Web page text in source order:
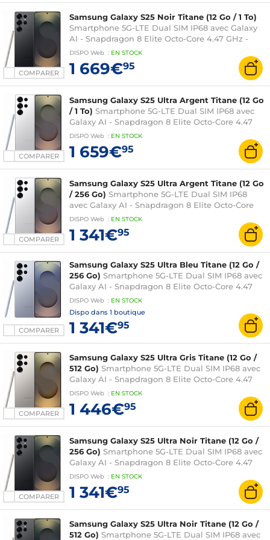
COMPARER
Samsung Galaxy S25 Noir Titane (12 Go / 1 To)
Smartphone 5G-LTE Dual SIM IP68 avec Galaxy
AI - Snapdragon 8 Elite Octo-Core 4.47 GHz -
RAM 12 Go - Ecran tactile Dynamic AMOLED 2X
120 Hz 6.9" 1440 x 3120 - 1 To - NFC/Bluetooth 5.4
- 5000 mAh - Android 15
DISPO Web : EN STOCK
1 669€95
COMPARER
Samsung Galaxy S25 Ultra Argent Titane (12 Go
/ 1 To) Smartphone 5G-LTE Dual SIM IP68 avec
Galaxy AI - Snapdragon 8 Elite Octo-Core 4.47
GHz - RAM 12 Go - Ecran tactile Dynamic
AMOLED 2X 120 Hz 6.9" 1440 x 3120 - 1 To -
NFC/Bluetooth 5.4 - 5000 mAh - Android 15
DISPO Web : EN STOCK
1 659€95
COMPARER
Samsung Galaxy S25 Ultra Argent Titane (12 Go
/ 256 Go) Smartphone 5G-LTE Dual SIM IP68
avec Galaxy AI - Snapdragon 8 Elite Octo-Core
4.47 GHz - RAM 12 Go - Ecran tactile Dynamic
AMOLED 2X 120 Hz 6.9" 1440 x 3120 - 256 Go -
NFC/Bluetooth 5.4 - 5000 mAh - Android 15
DISPO Web : EN STOCK
1 341€95
COMPARER
Samsung Galaxy S25 Ultra Bleu Titane (12 Go /
256 Go) Smartphone 5G-LTE Dual SIM IP68 avec
Galaxy AI - Snapdragon 8 Elite Octo-Core 4.47
GHz - RAM 12 Go - Ecran tactile Dynamic
AMOLED 2X 120 Hz 6.9" 1440 x 3120 - 256 Go -
NFC/Bluetooth 5.4 - 5000 mAh - Android 15
DISPO Web : EN STOCK
Dispo dans 1 boutique
1 341€95
COMPARER
Samsung Galaxy S25 Ultra Gris Titane (12 Go /
512 Go) Smartphone 5G-LTE Dual SIM IP68 avec
Galaxy AI - Snapdragon 8 Elite Octo-Core 4.47
GHz - RAM 12 Go - Ecran tactile Dynamic
AMOLED 2X 120 Hz 6.9" 1440 x 3120 - 512 Go -
NFC/Bluetooth 5.4 - 5000 mAh - Android 15
DISPO Web : EN STOCK
1 446€95
COMPARER
Samsung Galaxy S25 Ultra Noir Titane (12 Go /
256 Go) Smartphone 5G-LTE Dual SIM IP68 avec
Galaxy AI - Snapdragon 8 Elite Octo-Core 4.47
GHz - RAM 12 Go - Ecran tactile Dynamic
AMOLED 2X 120 Hz 6.9" 1440 x 3120 - 256 Go -
NFC/Bluetooth 5.4 - 5000 mAh - Android 15
DISPO Web : EN STOCK
1 341€95
Samsung Galaxy S25 Ultra Noir Titane (12 Go /
512 Go) Smartphone 5G-LTE Dual SIM IP68 avec